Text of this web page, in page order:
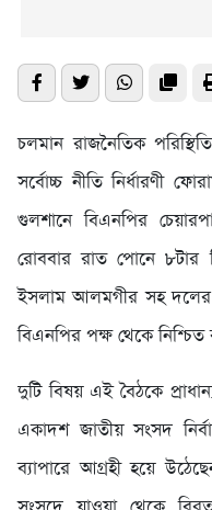
চলমান রাজনৈতিক
সর্বোচ্চ নীতি নির্ধারণী
গুলশানে বিএনপির
রোববার রাত পোনে ৮টার
ইসলাম আলমগীর সহ দলের
বিএনপির পক্ষ থেকে নিশ্চিত
দুটি বিষয় এই বৈঠকে
একাদশ জাতীয় সংসদ
ব্যাপারে আগ্রহী হয়ে